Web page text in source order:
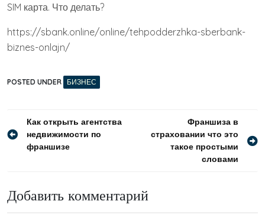
SIM карта. Что делать?
https://sbank.online/online/tehpodderzhka-sberbank-
biznes-onlajn/
POSTED UNDER БИЗНЕС
Навигация
по
Как открыть агентства
недвижимости по
франшизе
Франшиза в
страховании что это
такое простыми
словами
Добавить комментарий